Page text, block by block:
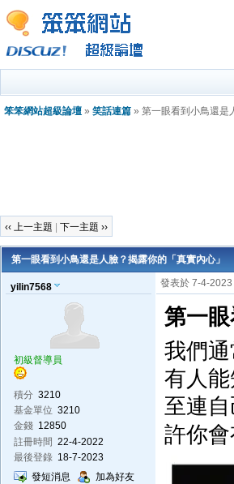
笨笨網站超級論壇 » 笑話連篇 » 第一眼看到小鳥還是
‹‹ 上一主題 下一主題 ››
第一眼看到小鳥還是人臉？揭露你的「真實內心」
yilin7568
初級督導員
積分 3210
基金單位 3210
金錢 12850
註冊時間 22-4-2022
最後登錄 18-7-2023
發短消息
加為好友
發表於 7-4-2023
第一
我們
有人
至連
許你